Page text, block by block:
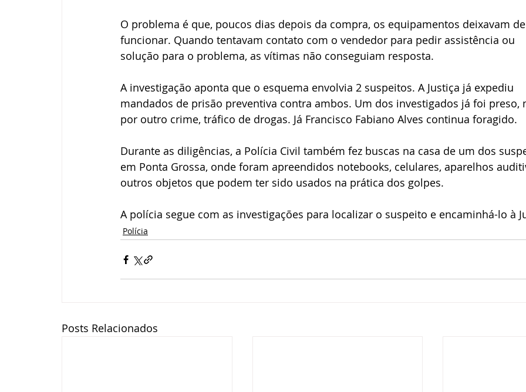
O problema é que, poucos dias depois da compra, os equipamentos deixavam de
funcionar. Quando tentavam contato com o vendedor para pedir assistência ou
solução para o problema, as vítimas não conseguiam resposta.
A investigação aponta que o esquema envolvia 2 suspeitos. A Justiça já expediu
mandados de prisão preventiva contra ambos. Um dos investigados já foi preso,
por outro crime, tráfico de drogas. Já Francisco Fabiano Alves continua foragido.
Durante as diligências, a Polícia Civil também fez buscas na casa de um dos
em Ponta Grossa, onde foram apreendidos notebooks, celulares, aparelhos
outros objetos que podem ter sido usados na prática dos golpes.
A polícia segue com as investigações para localizar o suspeito e encaminhá-lo à
Polícia
Posts Relacionados